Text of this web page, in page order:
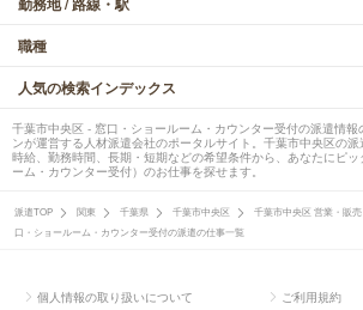
職種
人気の検索インデックス
千葉市中央区 - 窓口・ショールーム・カウンター受付の派遣情
ンが運営する人材派遣会社のポータルサイト。千葉市中央区の派
時給、勤務時間、長期・短期などの希望条件から、あなたにピ
ーム・カウンター受付）のお仕事を探せます。
派遣TOP 関東 千葉県 千葉市中央区 千葉市中央区 営業・販
口・ショールーム・カウンター受付の派遣の仕事一覧
個人情報の取り扱いについて ご利用規約